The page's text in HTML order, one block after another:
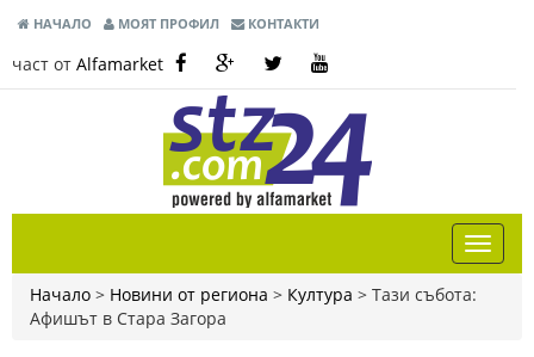
НАЧАЛО МОЯТ ПРОФИЛ КОНТАКТИ
част от Alfamarket
Начало > Новини от региона > Култура > Тази събота:
Афишът в Стара Загора